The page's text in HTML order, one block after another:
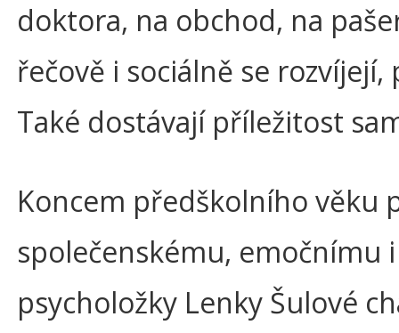
doktora, na obchod, na
řečově i sociálně se
Také dostávají příležitost
Koncem předškolního věku
společenskému, emočnímu
psycholožky Lenky Šulové